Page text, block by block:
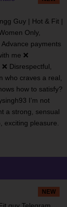
Guy | Hot & Fit |
Only,
payments
me ❌
Disrespectful,
who craves a real,
how to satisfy?
I’m not
a strong, sensual
pleasure.
NEW